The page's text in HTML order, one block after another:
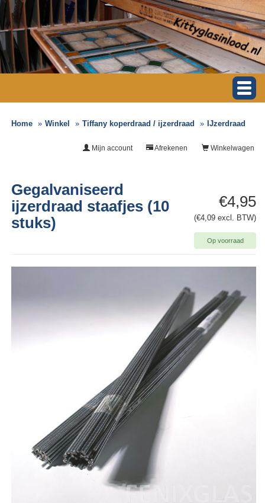
Home Winkel Tiffany koperdraad / ijzerdraad IJzerdraad
Winkelwagen
Afrekenen
Mijn account
€4,95
(€4,09 excl. BTW)
Op voorraad
Gegalvaniseerd
ijzerdraad staafjes (10
stuks)